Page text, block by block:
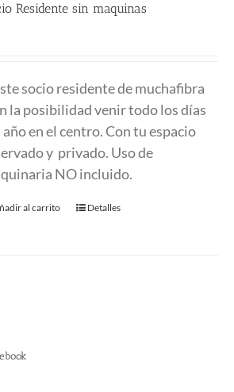
Residente sin maquinas
socio residente de muchafibra
la posibilidad venir todo los días
año en el centro. Con tu espacio
y privado. Uso de
NO incluido.
al carrito Detalles